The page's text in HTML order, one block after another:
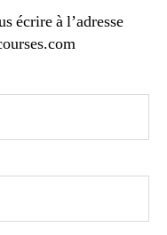
écrire à l’adresse